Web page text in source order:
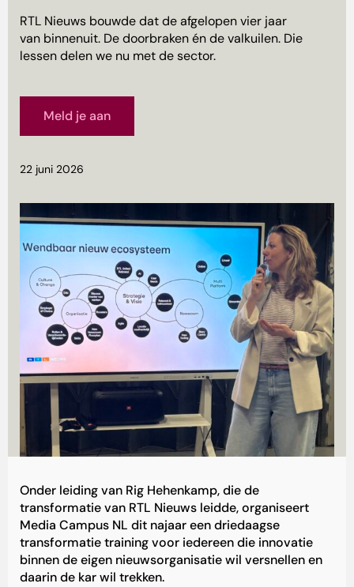
RTL Nieuws bouwde dat de afgelopen vier jaar
van binnenuit. De doorbraken én de valkuilen. Die
lessen delen we nu met de sector.
Meld je aan
22 juni 2026
Onder leiding van Rig Hehenkamp, die de
transformatie van RTL Nieuws leidde, organiseert
Media Campus NL dit najaar een driedaagse
transformatie training voor iedereen die innovatie
binnen de eigen nieuwsorganisatie wil versnellen en
daarin de kar wil trekken.